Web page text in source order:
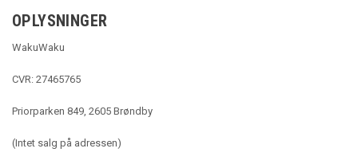
OPLYSNINGER
WakuWaku
CVR: 27465765
Priorparken 849, 2605 Brøndby
(Intet salg på adressen)